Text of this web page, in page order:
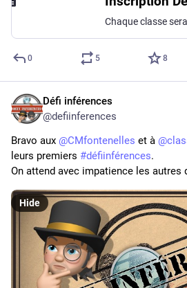
0 5 8
Défi inférences
@defiinferences
Bravo aux @CMfontenelles et à @
leurs premiers #défiinférences.
On attend avec impatience les autres
Hide